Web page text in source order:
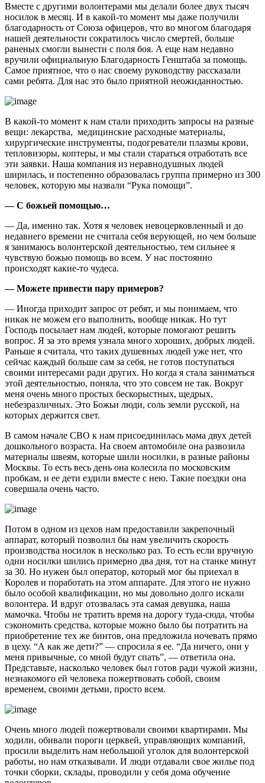
Вместе с другими волонтерами мы делали более двух тысяч
носилок в месяц. И в какой-то момент мы даже получили
благодарность от Союза офицеров, что во многом благодаря
нашей деятельности сократилось число смертей, больше
раненых смогли вынести с поля боя. А еще нам недавно
вручили официальную Благодарность Генштаба за помощь.
Самое приятное, что о нас своему руководству рассказали
сами ребята. Для нас это было приятной неожиданностью.
В какой-то момент к нам стали приходить запросы на разные
вещи: лекарства, медицинские расходные материалы,
хирургические инструменты, подогреватели плазмы крови,
тепловизоры, коптеры, и мы стали стараться отработать все
эти заявки. Наша компания из неравнодушных людей
ширилась, и постепенно образовалась группа примерно из 300
человек, которую мы назвали “Рука помощи”.
— С божьей помощью…
— Да, именно так. Хотя я человек невоцерковленный и до
недавнего времени не считала себя верующей, но чем больше
я занимаюсь волонтерской деятельностью, тем сильнее я
чувствую божью помощь во всем. У нас постоянно
происходят какие-то чудеса.
— Можете привести пару примеров?
— Иногда приходит запрос от ребят, и мы понимаем, что
никак не можем его выполнить, вообще никак. Но тут
Господь посылает нам людей, которые помогают решить
вопрос. Я за это время узнала много хороших, добрых людей.
Раньше я считала, что таких душевных людей уже нет, что
сейчас каждый больше сам за себя, не готов поступаться
своими интересами ради других. Но когда я стала заниматься
этой деятельностью, поняла, что это совсем не так. Вокруг
меня очень много простых бескорыстных, щедрых,
небезразличных. Это Божьи люди, соль земли русской, на
которых держится свет.
В самом начале СВО к нам присоединилась мама двух детей
дошкольного возраста. На своем автомобиле она развозила
материалы швеям, которые шили носилки, в разные районы
Москвы. То есть весь день она колесила по московским
пробкам, и ее дети ездили вместе с нею. Такие поездки она
совершала очень часто.
Потом в одном из цехов нам предоставили закрепочный
аппарат, который позволил бы нам увеличить скорость
производства носилок в несколько раз. То есть если вручную
одни носилки шились примерно два дня, тот на станке минут
за 30. Но нужен был оператор, который мог бы приехал в
Королев и поработать на этом аппарате. Для этого не нужно
было особой квалификации, но мы довольно долго искали
волонтера. И вдруг отозвалась эта самая девушка, наша
мамочка. Чтобы не тратить время на дорогу туда-сюда, чтобы
сэкономить средства, которые можно было бы потратить на
приобретение тех же бинтов, она предложила ночевать прямо
в цеху. “А как же дети?” — спросила я ее. “Да ничего, они у
меня привычные, со мной будут спать”, — ответила она.
Представьте, насколько человек был готов ради чужой жизни,
незнакомого ей человека пожертвовать собой, своим
временем, своими детьми, просто всем.
Очень много людей пожертвовали своими квартирами. Мы
ходили, обивали пороги церквей, управляющих компаний,
просили выделить нам небольшой уголок для волонтерской
работы, но нам отказывали. И люди отдавали свое жилье под
точки сборки, склады, проводили у себя дома обучение